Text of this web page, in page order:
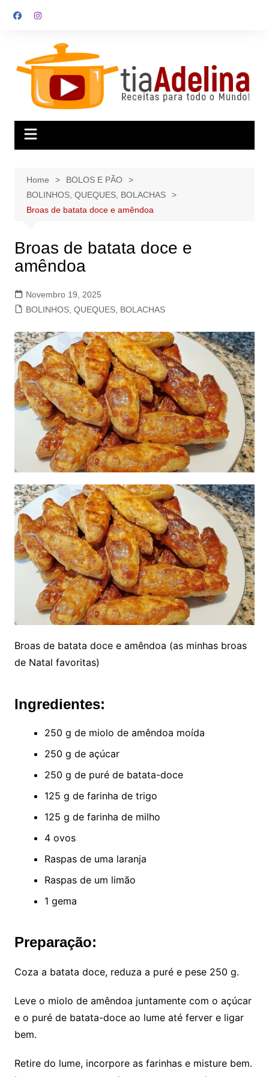
Home
BOLOS E PÃO
BOLINHOS, QUEQUES, BOLACHAS
Broas de batata doce e amêndoa
Broas de batata doce e
amêndoa
Novembro 19, 2025
BOLINHOS, QUEQUES, BOLACHAS
Broas de batata doce e amêndoa (as minhas broas
de Natal favoritas)
Ingredientes:
250 g de miolo de amêndoa moída
250 g de açúcar
250 g de puré de batata-doce
125 g de farinha de trigo
125 g de farinha de milho
4 ovos
Raspas de uma laranja
Raspas de um limão
1 gema
Preparação:
Coza a batata doce, reduza a puré e pese 250 g.
Leve o miolo de amêndoa juntamente com o açúcar
e o puré de batata-doce ao lume até ferver e ligar
bem.
Retire do lume, incorpore as farinhas e misture bem.